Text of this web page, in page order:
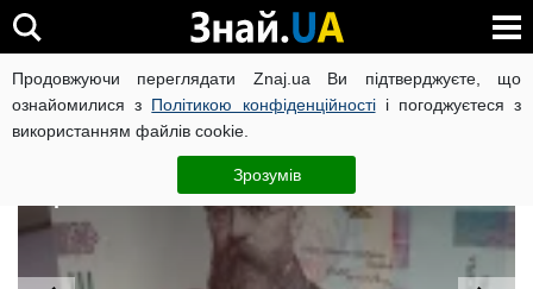
Продовжуючи переглядати Znaj.ua Ви підтверджуєте, що
ознайомилися з Політикою конфіденційностіі погоджуєтеся з
використанням файлів cookie.
Зрозумів
ВІЙНА РОСІЇ ПРОТИ УКРАЇНИ КОРОНАВІРУС В УКРАЇНІ
Банки відкрили дані рахунків для
сторонніх сервісів: нові правила з